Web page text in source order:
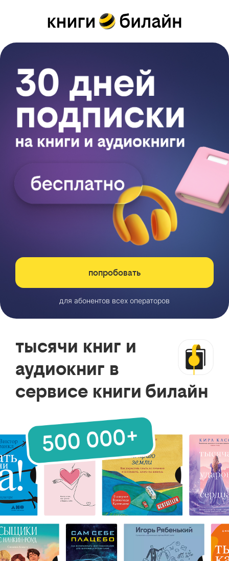
попробовать
для абонентов всех операторов
тысячи книг и
аудиокниг в
сервисе книги билайн